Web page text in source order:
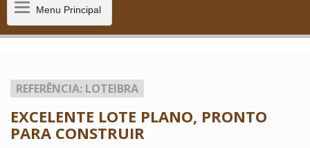
MenuMenu Principal
REFERÊNCIA: LOTEIBRA
EXCELENTE LOTE PLANO, PRONTO
PARA CONSTRUIR